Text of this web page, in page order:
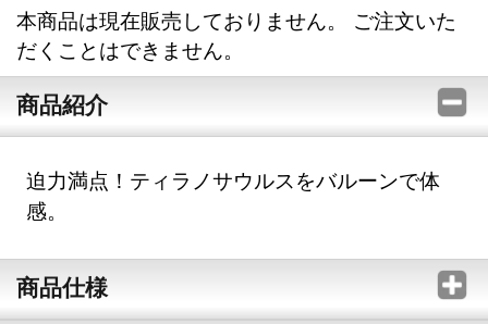
本商品は現在販売しておりません。 ご注文いた
だくことはできません。
商品紹介
迫力満点！ティラノサウルスをバルーンで体
感。
商品仕様